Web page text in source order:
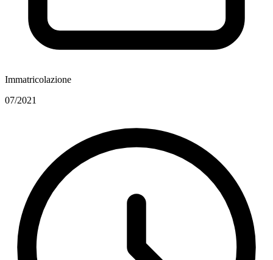
Immatricolazione
07/2021